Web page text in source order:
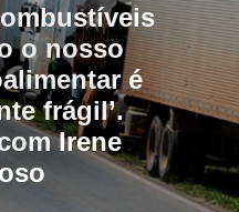
o nosso
é
frágil’.
Irene